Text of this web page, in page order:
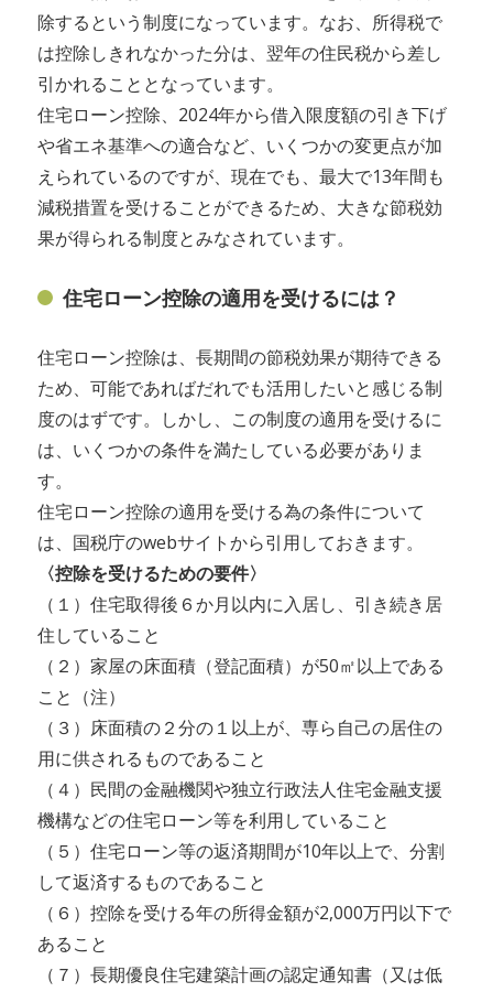
除するという制度になっています。なお、所得税で
は控除しきれなかった分は、翌年の住民税から差し
引かれることとなっています。
住宅ローン控除、2024年から借入限度額の引き下げ
や省エネ基準への適合など、いくつかの変更点が加
えられているのですが、現在でも、最大で13年間も
減税措置を受けることができるため、大きな節税効
果が得られる制度とみなされています。
住宅ローン控除の適用を受けるには？
住宅ローン控除は、長期間の節税効果が期待できる
ため、可能であればだれでも活用したいと感じる制
度のはずです。しかし、この制度の適用を受けるに
は、いくつかの条件を満たしている必要がありま
す。
住宅ローン控除の適用を受ける為の条件について
は、国税庁のwebサイトから引用しておきます。
〈控除を受けるための要件〉
（１）住宅取得後６か月以内に入居し、引き続き居
住していること
（２）家屋の床面積（登記面積）が50㎡以上である
こと（注）
（３）床面積の２分の１以上が、専ら自己の居住の
用に供されるものであること
（４）民間の金融機関や独立行政法人住宅金融支援
機構などの住宅ローン等を利用していること
（５）住宅ローン等の返済期間が10年以上で、分割
して返済するものであること
（６）控除を受ける年の所得金額が2,000万円以下で
あること
（７）長期優良住宅建築計画の認定通知書（又は低